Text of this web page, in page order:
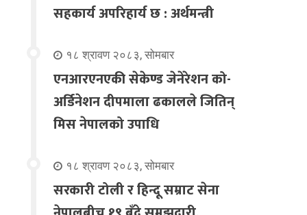
सहकार्य अपरिहार्य छ : अर्थमन्त्री
१८ श्रावण २०८३, सोमबार
एनआरएनएकी सेकेण्ड जेनेरेशन को-
अर्डिनेशन दीपमाला ढकालले जितिन्
मिस नेपालको उपाधि
१८ श्रावण २०८३, सोमबार
सरकारी टोली र हिन्दू सम्राट सेना